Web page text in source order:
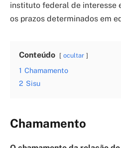
instituto federal de interesse
os prazos determinados em
Conteúdo ocultar
1 Chamamento
2 Sisu
Chamamento